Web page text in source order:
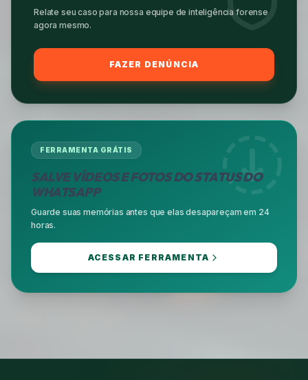
Relate seu caso para nossa equipe de inteligência forense
agora mesmo.
FAZER DENÚNCIA
FERRAMENTA GRÁTIS
SALVE VÍDEOS E FOTOS DO STATUS DO
WHATSAPP
Guarde suas memórias antes que elas desapareçam em 24
horas.
ACESSAR FERRAMENTA